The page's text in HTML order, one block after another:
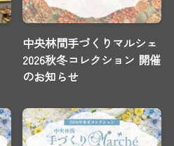
中央林間手づくりマルシェ
2026秋冬コレクション 開催
のお知らせ